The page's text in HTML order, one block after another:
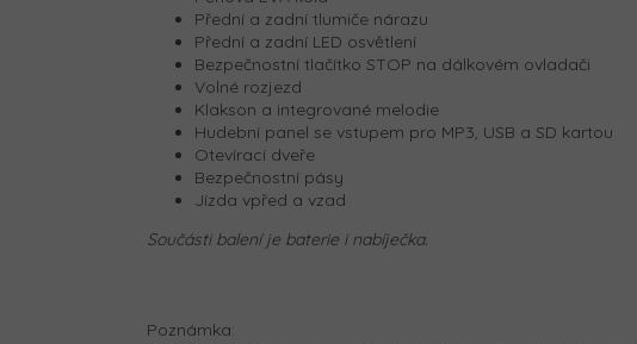
Přední a zadní tlumiče nárazu
Přední a zadní LED osvětlení
Bezpečnostní tlačítko STOP na dálkovém ovladači
Volné rozjezd
Klakson a integrované melodie
Hudební panel se vstupem pro MP3, USB a SD kartou
Otevírací dveře
Bezpečnostní pásy
Jízda vpřed a vzad
Součásti balení je baterie i nabíječka.
Poznámka: